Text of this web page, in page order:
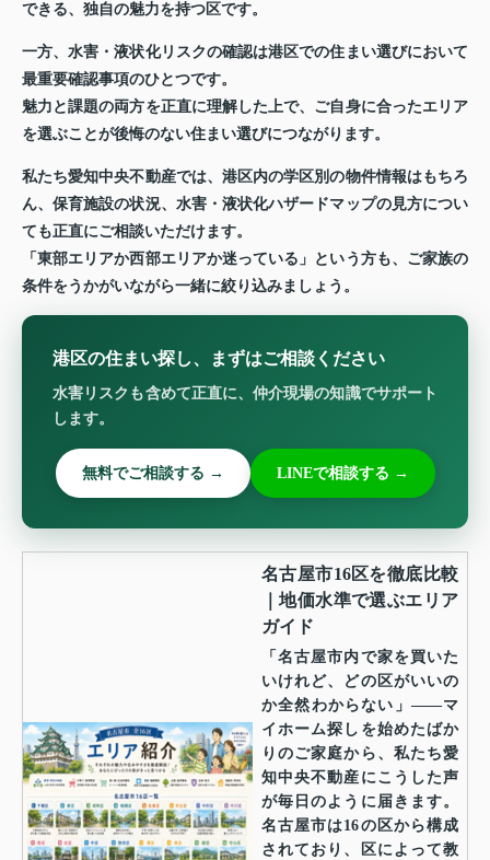
できる、独自の魅力を持つ区です。
一方、水害・液状化リスクの確認は港区での住まい選びにおいて
最重要確認事項のひとつです。
魅力と課題の両方を正直に理解した上で、ご自身に合ったエリア
を選ぶことが後悔のない住まい選びにつながります。
私たち愛知中央不動産では、港区内の学区別の物件情報はもちろ
ん、保育施設の状況、水害・液状化ハザードマップの見方につい
ても正直にご相談いただけます。
「東部エリアか西部エリアか迷っている」という方も、ご家族の
条件をうかがいながら一緒に絞り込みましょう。
港区の住まい探し、まずはご相談ください
水害リスクも含めて正直に、仲介現場の知識でサポート
します。
無料でご相談する → LINEで相談する →
名古屋市16区を徹底比較
｜地価水準で選ぶエリア
ガイド
「名古屋市内で家を買いた
いけれど、どの区がいいの
か全然わからない」——マ
イホーム探しを始めたばか
りのご家庭から、私たち愛
知中央不動産にこうした声
が毎日のように届きます。
名古屋市は16の区から構成
されており、区によって教